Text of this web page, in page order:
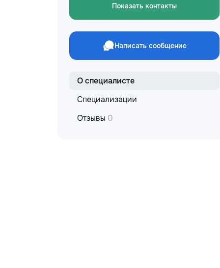
Показать контакты
Написать сообщение
О специалисте
Специализации
Отзывы 0